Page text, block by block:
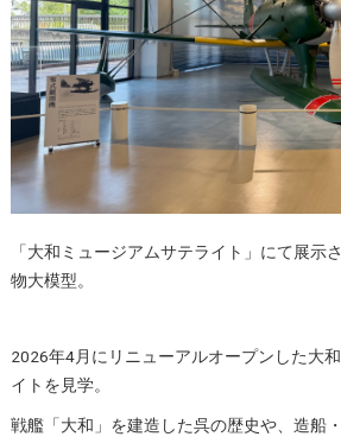
「大和ミュージアムサテライト」にて展示
物大模型。
2026年4月にリニューアルオープンした大
イトを見学。
戦艦「大和」を建造した呉の歴史や、造船